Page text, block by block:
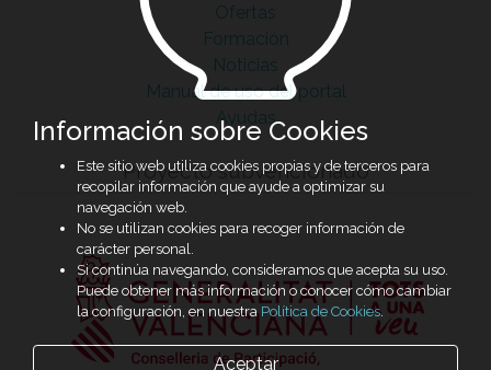
Ofertas
Formación
Noticias
Manual de uso del portal
Ayudas
Proyecto subvencionado
Información sobre Cookies
Este sitio web utiliza cookies propias y de terceros para
recopilar información que ayude a optimizar su
navegación web.
No se utilizan cookies para recoger información de
carácter personal.
Si continúa navegando, consideramos que acepta su uso.
Puede obtener más información o conocer cómo cambiar
la configuración, en nuestra Política de Cookies.
Aceptar